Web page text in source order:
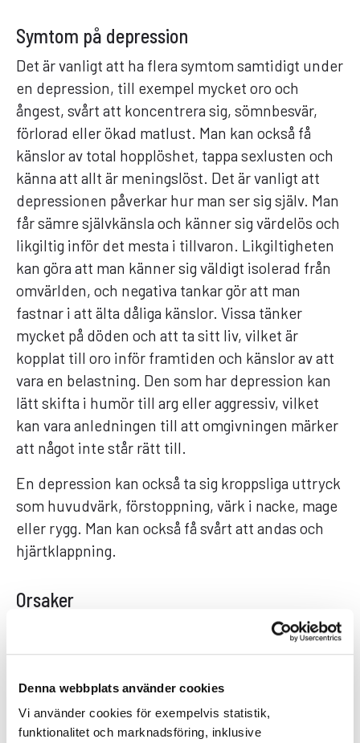
Denna webbplats använder cookies
Vi använder cookies för exempelvis statistik,
funktionalitet och marknadsföring, inklusive
Symtom på depression
Det är vanligt att ha flera symtom samtidigt under
en depression, till exempel mycket oro och
ångest, svårt att koncentrera sig, sömnbesvär,
förlorad eller ökad matlust. Man kan också få
känslor av total hopplöshet, tappa sexlusten och
känna att allt är meningslöst. Det är vanligt att
depressionen påverkar hur man ser sig själv. Man
får sämre självkänsla och känner sig värdelös och
likgiltig inför det mesta i tillvaron. Likgiltigheten
kan göra att man känner sig väldigt isolerad från
omvärlden, och negativa tankar gör att man
fastnar i att älta dåliga känslor. Vissa tänker
mycket på döden och att ta sitt liv, vilket är
kopplat till oro inför framtiden och känslor av att
vara en belastning. Den som har depression kan
lätt skifta i humör till arg eller aggressiv, vilket
kan vara anledningen till att omgivningen märker
att något inte står rätt till.
En depression kan också ta sig kroppsliga uttryck
som huvudvärk, förstoppning, värk i nacke, mage
eller rygg. Man kan också få svårt att andas och
hjärtklappning.
Orsaker
Ibland kan man bli deprimerad av jobbiga
händelser eller påfrestningar i livet. Man kan bli
bli av med arbetet. Man kan också få depression i
samband med sjukdomar. Större förändringar i